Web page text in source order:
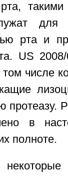
рта,
для
рта и
US
числе
протеазу.
в
полноте.